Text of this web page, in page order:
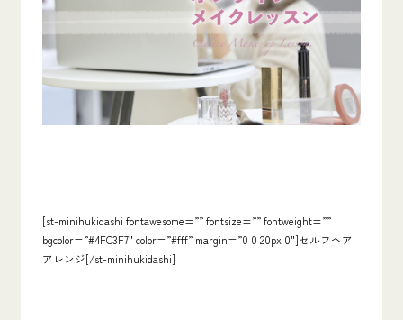
[st-minihukidashi fontawesome=”” fontsize=”” fontweight=””
bgcolor=”#4FC3F7″ color=”#fff” margin=”0 0 20px 0″]セルフヘア
アレンジ[/st-minihukidashi]